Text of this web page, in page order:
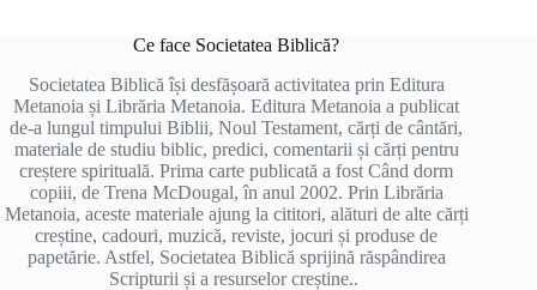
Ce face Societatea Biblică?
Societatea Biblică își desfășoară activitatea prin Editura
Metanoia și Librăria Metanoia. Editura Metanoia a publicat
de-a lungul timpului Biblii, Noul Testament, cărți de cântări,
materiale de studiu biblic, predici, comentarii și cărți pentru
creștere spirituală. Prima carte publicată a fost Când dorm
copiii, de Trena McDougal, în anul 2002. Prin Librăria
Metanoia, aceste materiale ajung la cititori, alături de alte cărți
creștine, cadouri, muzică, reviste, jocuri și produse de
papetărie. Astfel, Societatea Biblică sprijină răspândirea
Scripturii și a resurselor creștine..